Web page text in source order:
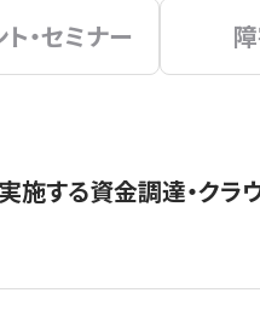
・セミナー
施する資金調達・クラ